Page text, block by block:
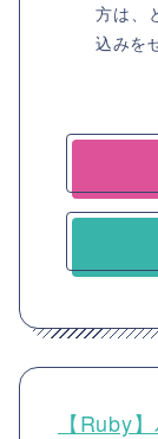
方は、
込みを
【Ruby